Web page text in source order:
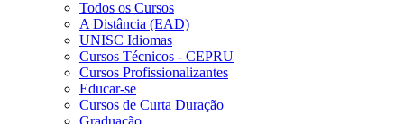
Todos os Cursos
A Distância (EAD)
UNISC Idiomas
Cursos Técnicos - CEPRU
Cursos Profissionalizantes
Educar-se
Cursos de Curta Duração
Graduação